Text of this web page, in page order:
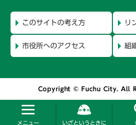
メニュー いざというときに
このサイトの考え方 リ
市役所へのアクセス 組
Copyright © Fuchu City. All